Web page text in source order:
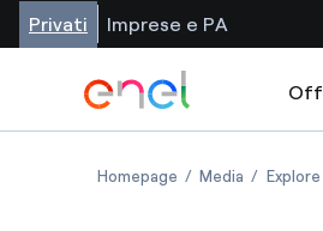
Privati Imprese e PA
Homepage Media